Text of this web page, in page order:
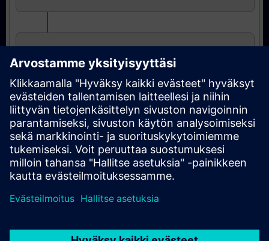
Abschließende Zertifizierung
Automatisierungstechniker/in Service entspr.
ZVEI in TIA Portal (Präsenz-Test)